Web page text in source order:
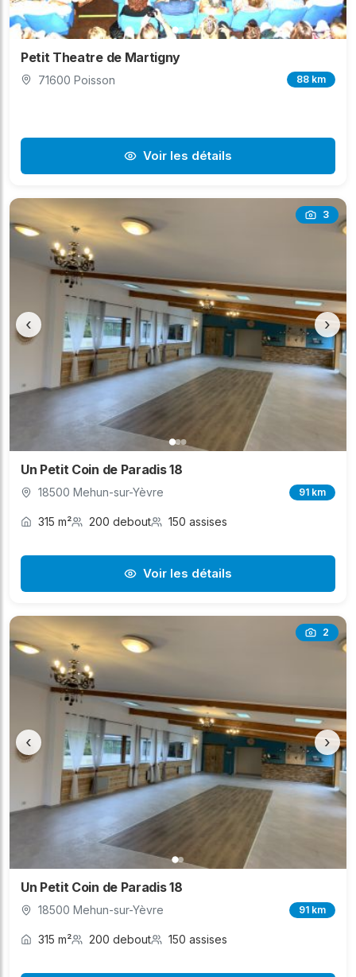
Petit Theatre de Martigny
71600 Poisson 88 km
Voir les détails
3
‹ ›
Un Petit Coin de Paradis 18
18500 Mehun-sur-Yèvre 91 km
315 m² 200 debout 150 assises
Voir les détails
2
‹ ›
Un Petit Coin de Paradis 18
18500 Mehun-sur-Yèvre 91 km
315 m² 200 debout 150 assises